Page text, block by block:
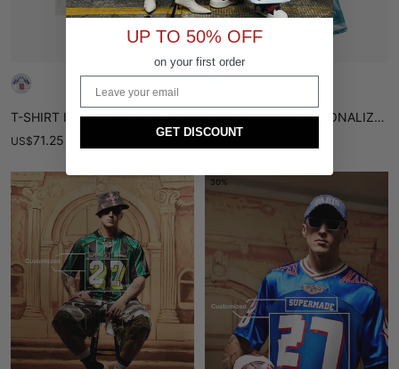
T-SHIRT IN JERSEY A RETE CON STAMPA A STELLE A BLOCCHI DI COLORE
US$71.25
SET DI MAGLIE PERSONALIZZATE RETRÒ PER LA COPPA DEL MONDO - 2627
62.35
30%
UP TO 50% OFF
on your first order
Email
GET DISCOUNT